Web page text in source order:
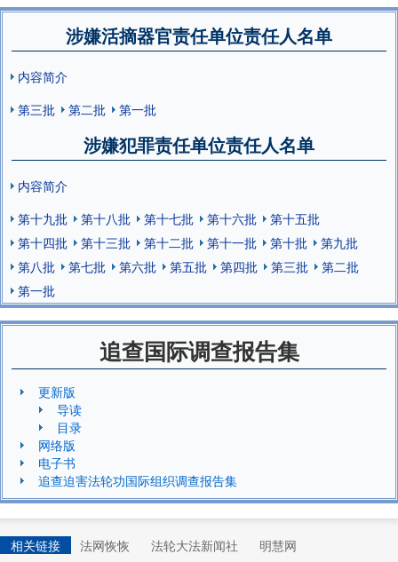
涉嫌活摘器官责任单位责任人名单
内容简介
第三批
第二批 第一批
涉嫌犯罪责任单位责任人名单
内容简介
第十九批
第十八批 第十七批 第十六批
第十五批
第十四批
第十三批 第十二批 第十一批 第十批
第九批
第八批
第七批 第六批 第五批 第四批 第三批
第二批
第一批
追查国际调查报告集
更新版
导读
目录
网络版
电子书
追查迫害法轮功国际组织调查报告集
相关链接 法网恢恢 法轮大法新闻社
明慧网